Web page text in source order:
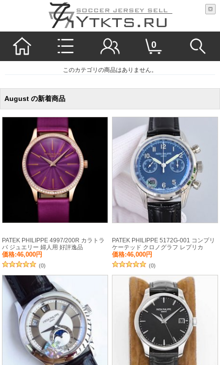
0
このカテゴリの商品はありません。
August の新着商品
PATEK PHILIPPE 4997/200R カラトラ
バ ジュエリー 婦人用 好評逸品
価格:46,000円
(0)
PATEK PHILIPPE 5172G-001 コンプリ
ケーテッド クロノグラフ レプリカ
価格:46,000円
(0)